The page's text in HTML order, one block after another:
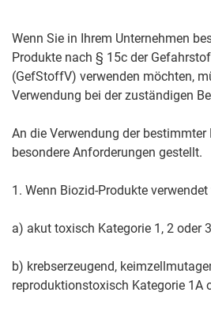
Wenn Sie in Ihrem Unternehmen
Produkte nach § 15c der
(GefStoffV) verwenden möchten,
Verwendung bei der zuständigen
An die Verwendung der bestimmter
besondere Anforderungen gestellt.
1. Wenn Biozid-Produkte
a) akut toxisch Kategorie 1, 2 oder
b) krebserzeugend,
reproduktionstoxisch Kategorie 1A